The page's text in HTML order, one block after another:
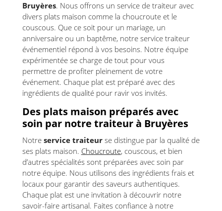
Bruyères. Nous offrons un service de traiteur avec
divers plats maison comme la choucroute et le
couscous. Que ce soit pour un mariage, un
anniversaire ou un baptême, notre service traiteur
événementiel répond à vos besoins. Notre équipe
expérimentée se charge de tout pour vous
permettre de profiter pleinement de votre
événement. Chaque plat est préparé avec des
ingrédients de qualité pour ravir vos invités.
Des plats maison préparés avec
soin par notre traiteur à Bruyères
Notre service traiteurse distingue par la qualité de
ses plats maison. Choucroute, couscous, et bien
d’autres spécialités sont préparées avec soin par
notre équipe. Nous utilisons des ingrédients frais et
locaux pour garantir des saveurs authentiques.
Chaque plat est une invitation à découvrir notre
savoir-faire artisanal. Faites confiance à notre